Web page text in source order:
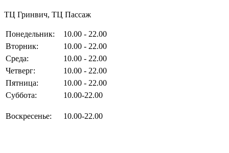
ТЦ Гринвич, ТЦ Пассаж
Понедельник:
10.00 - 22.00
Вторник:
10.00 - 22.00
Среда:
10.00 - 22.00
Четверг:
10.00 - 22.00
Пятница:
10.00 - 22.00
Суббота:
10.00-22.00
Воскресенье: 10.00-22.00